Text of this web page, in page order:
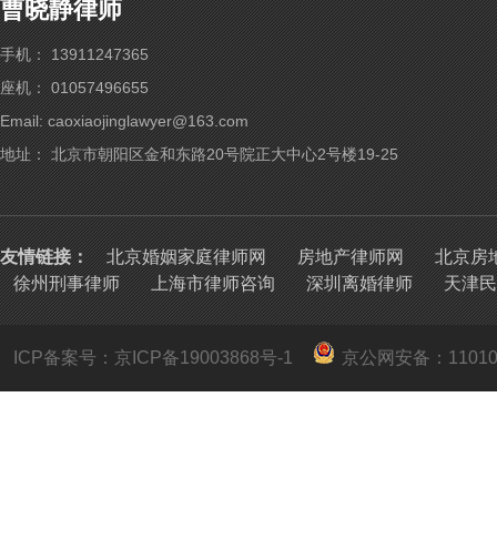
曹晓静律师
手机： 13911247365
座机： 01057496655
Email: caoxiaojinglawyer@163.com
地址： 北京市朝阳区金和东路20号院正大中心2号楼19-25
友情链接： 北京婚姻家庭律师网 房地产律师网
北京房
徐州刑事律师
上海市律师咨询 深圳离婚律师 天津
ICP备案号：京ICP备19003868号-1 京公网安备：